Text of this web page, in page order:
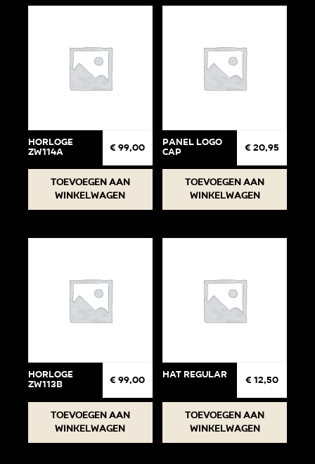
Horloge
ZW114A € 99,00
Toevoegen aan
winkelwagen
Panel Logo
cap € 20,95
Toevoegen aan
winkelwagen
Horloge
ZW113B € 99,00
Toevoegen aan
winkelwagen
Hat regular € 12,50
Toevoegen aan
winkelwagen